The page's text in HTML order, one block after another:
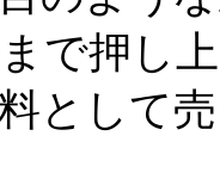
で押し
として